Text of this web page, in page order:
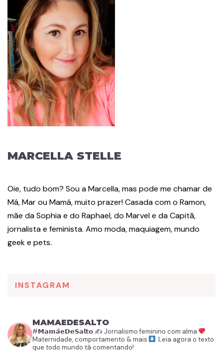
MARCELLA STELLE
Oie, tudo bom? Sou a Marcella, mas pode me chamar de
Má, Mar ou Mamá, muito prazer! Casada com o Ramon,
mãe da Sophia e do Raphael, do Marvel e da Capitã,
jornalista e feminista. Amo moda, maquiagem, mundo
geek e pets.
INSTAGRAM
MAMAEDESALTO
#𝗠𝗮𝗺𝗮̃𝗲𝗗𝗲𝗦𝗮𝗹𝘁𝗼 ✍️ Jornalismo feminino com alma
Maternidade, comportamento & mais
Leia agora o texto
que todo mundo tá comentando!